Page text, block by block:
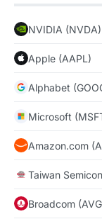
NVIDIA (NVDA)
Apple (AAPL)
Alphabet
Microsoft
Amazon.com
Taiwan
Broadcom